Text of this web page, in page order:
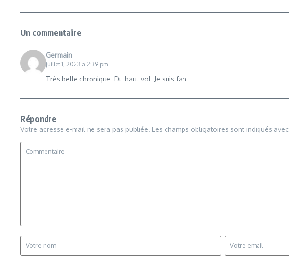
Un commentaire
Germain
juillet 1, 2023 a 2:39 pm
Très belle chronique. Du haut vol. Je suis fan
Répondre
Votre adresse e-mail ne sera pas publiée. Les champs obligatoires sont indiqués avec